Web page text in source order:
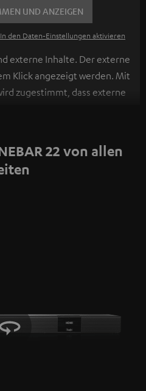
UND ANZEIGEN
den Daten‑Einstellungen aktivieren
externe Inhalte. Der externe
Klick angezeigt werden. Mit
zugestimmt, dass externe
I zu finden.
22 von allen